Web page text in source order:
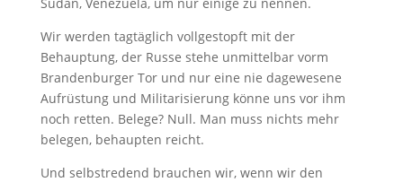
Wir werden tagtäglich vollgestopft mit der
Behauptung, der Russe stehe unmittelbar vorm
Brandenburger Tor und nur eine nie dagewesene
Aufrüstung und Militarisierung könne uns vor ihm
noch retten. Belege? Null. Man muss nichts mehr
belegen, behaupten reicht.
Und selbstredend brauchen wir, wenn wir den